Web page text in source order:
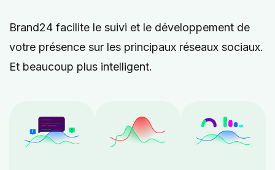
Brand24 facilite le suivi et le développement de
votre présence sur les principaux réseaux sociaux.
Et beaucoup plus intelligent.